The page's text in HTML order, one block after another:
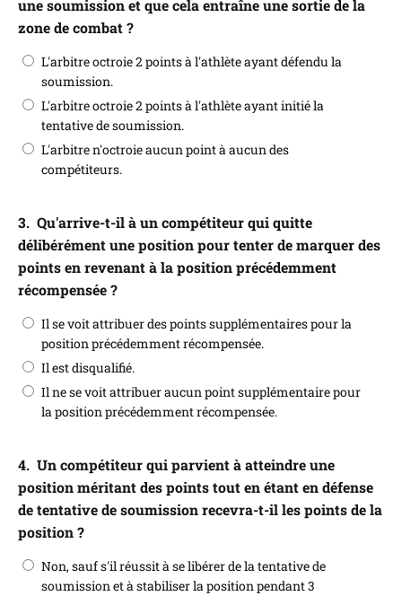
une soumission et que cela entraîne une sortie de la
zone de combat ?
L'arbitre octroie 2 points à l'athlète ayant défendu la
soumission.
L'arbitre octroie 2 points à l'athlète ayant initié la
tentative de soumission.
L'arbitre n'octroie aucun point à aucun des
compétiteurs.
3. Qu'arrive-t-il à un compétiteur qui quitte
délibérément une position pour tenter de marquer des
points en revenant à la position précédemment
récompensée ?
Il se voit attribuer des points supplémentaires pour la
position précédemment récompensée.
Il est disqualifié.
Il ne se voit attribuer aucun point supplémentaire pour
la position précédemment récompensée.
4. Un compétiteur qui parvient à atteindre une
position méritant des points tout en étant en défense
de tentative de soumission recevra-t-il les points de la
position ?
Non, sauf s'il réussit à se libérer de la tentative de
soumission et à stabiliser la position pendant 3